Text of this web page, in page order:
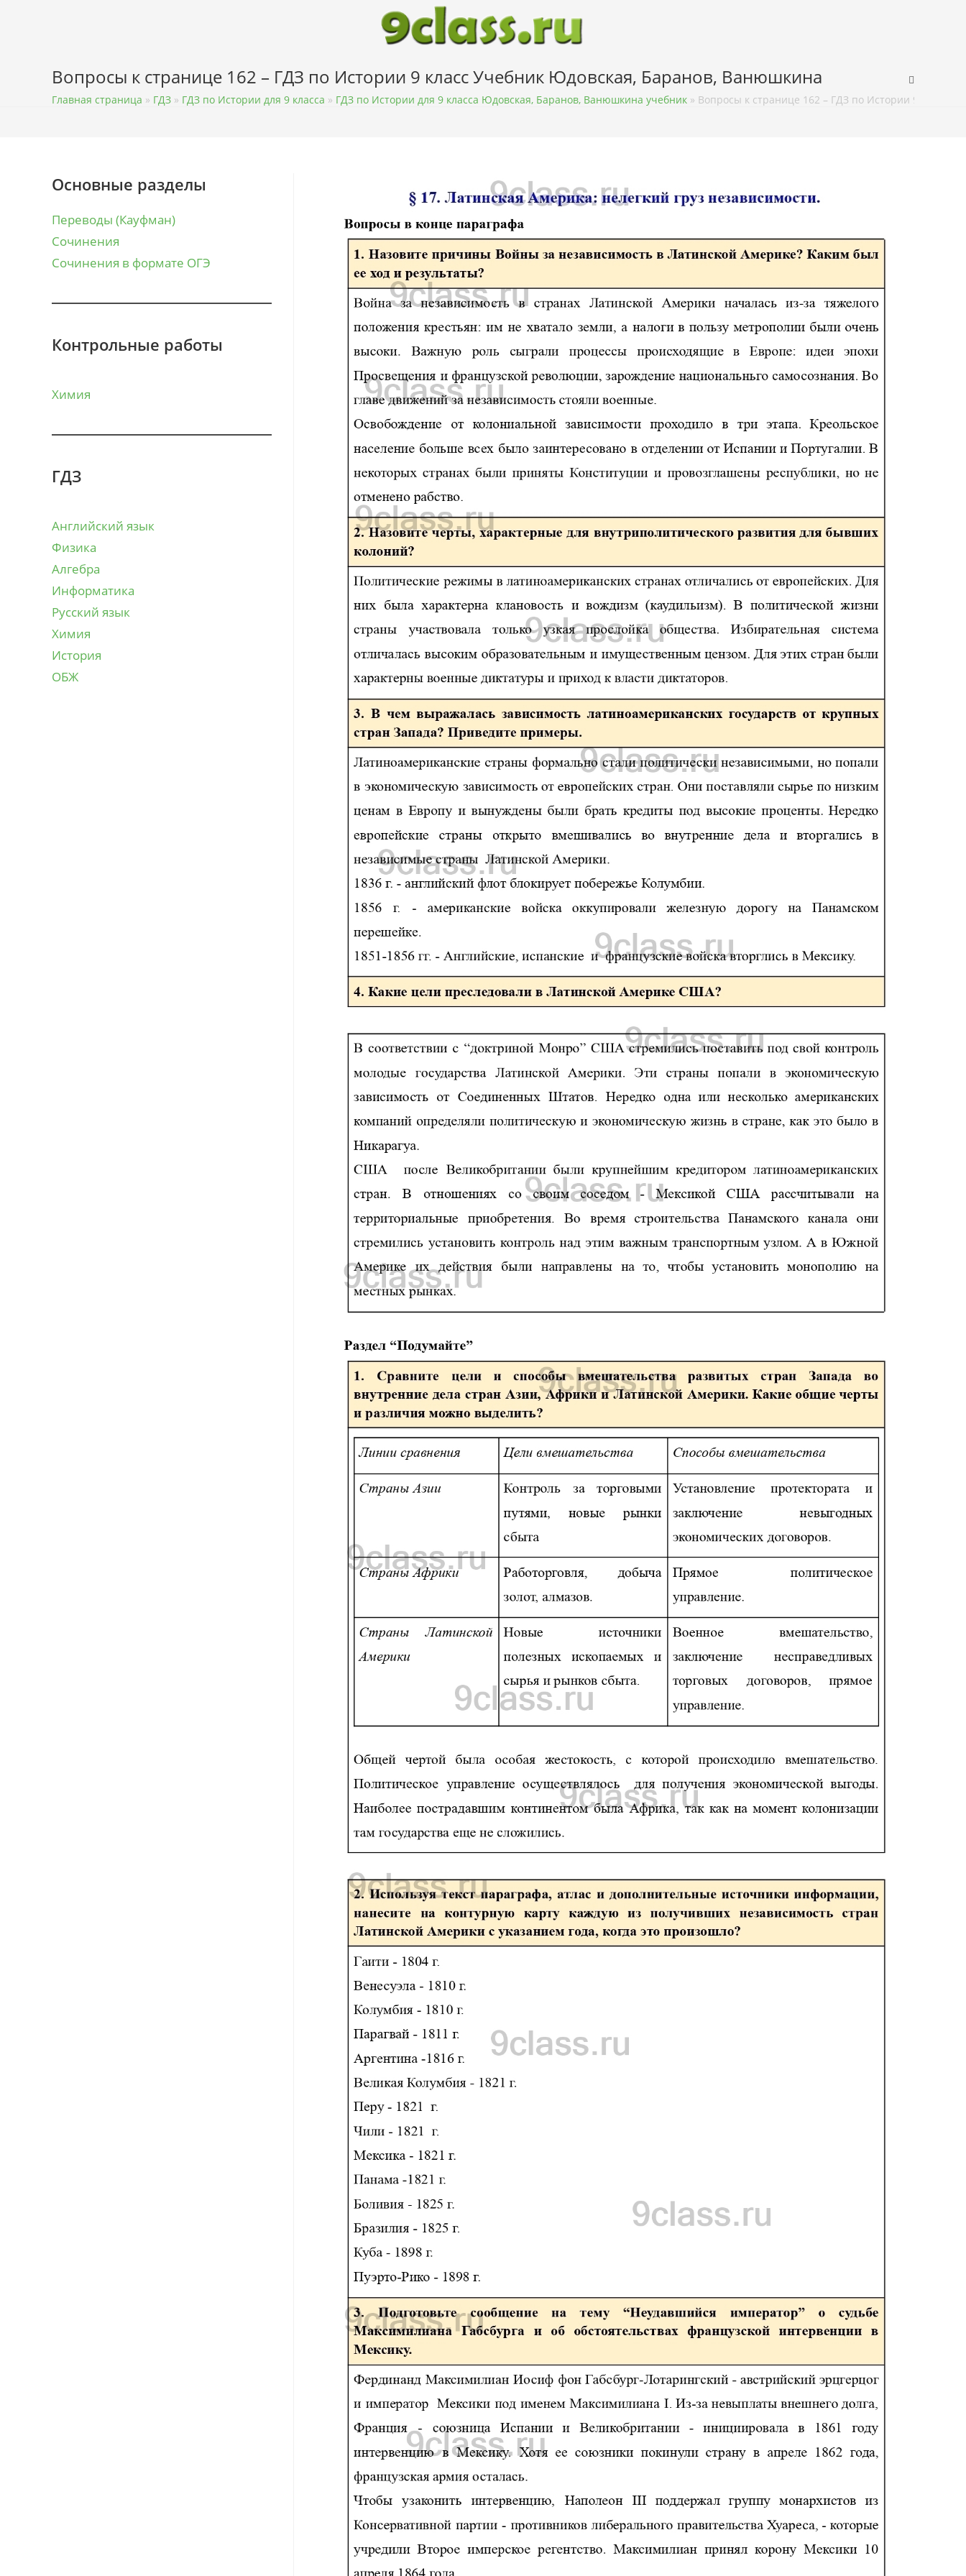
Вопросы к странице 162 – ГДЗ по Истории 9 класс Учебник Юдовская, Баранов, Ванюшкина
Главная страница » ГДЗ » ГДЗ по Истории для 9 класса » ГДЗ по Истории для 9 класса Юдовская, Баранов, Ванюшкина учебник » Вопросы к странице 162 – ГДЗ по Истории 9 класс
Основные разделы
Переводы (Кауфман)
Сочинения
Сочинения в формате ОГЭ
Контрольные работы
Химия
ГДЗ
Английский язык
Физика
Алгебра
Информатика
Русский язык
Химия
История
ОБЖ